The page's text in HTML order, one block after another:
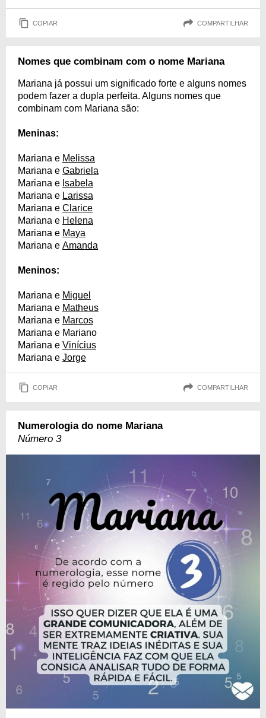
COPIAR COMPARTILHAR
Nomes que combinam com o nome Mariana
Mariana já possui um significado forte e alguns nomes
podem fazer a dupla perfeita. Alguns nomes que
combinam com Mariana são:
Meninas:
Mariana e Melissa
Mariana e Gabriela
Mariana e Isabela
Mariana e Larissa
Mariana e Clarice
Mariana e Helena
Mariana e Maya
Mariana e Amanda
Meninos:
Mariana e Miguel
Mariana e Matheus
Mariana e Marcos
Mariana e Mariano
Mariana e Vinícius
Mariana e Jorge
COPIAR COMPARTILHAR
Numerologia do nome Mariana
Número 3